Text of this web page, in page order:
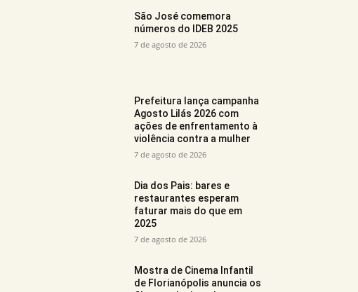
São José comemora
números do IDEB 2025
7 de agosto de 2026
Prefeitura lança campanha
Agosto Lilás 2026 com
ações de enfrentamento à
violência contra a mulher
7 de agosto de 2026
Dia dos Pais: bares e
restaurantes esperam
faturar mais do que em
2025
7 de agosto de 2026
Mostra de Cinema Infantil
de Florianópolis anuncia os